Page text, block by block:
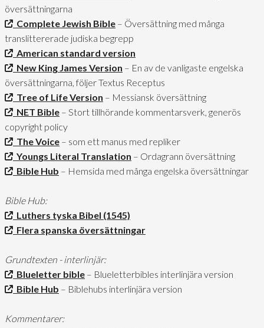
översättningarna
Complete Jewish Bible – Översättning med många
translittererade judiska begrepp
American standard version
New King James Version – En av de vanligaste engelska
översättningarna, följer Textus Receptus
Tree of Life Version – Messiansk översättning
NET Bible – Stort tillhörande kommentarsverk, generös
copyright policy
The Voice – som ett manus med repliker
Youngs Literal Translation – Ordagrann översättning
Bible Hub – Hemsida med många engelska översättningar
Bible Hub:
Luthers tyska Bibel (1545)
Flera spanska översättningar
Grundtexten - interlinjär:
Blueletter bible – Blueletterbibles interlinjära version
Bible Hub – Biblehubs interlinjära version
Kommentarer: